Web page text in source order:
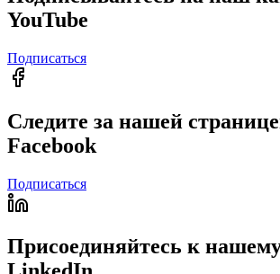
YouTube
Подписаться
Следите за нашей
Facebook
Подписаться
Присоединяйтесь к